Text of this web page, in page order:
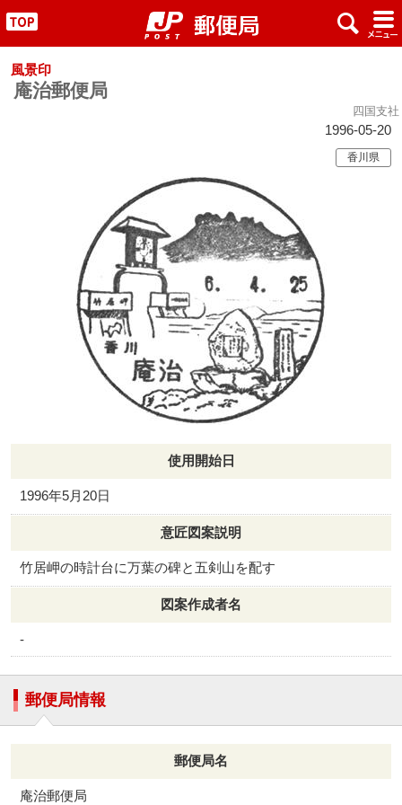
" x #
風景印
庵治郵便局
四国支社
1996-05-20
香川県
使用開始日
1996年5月20日
意匠図案説明
竹居岬の時計台に万葉の碑と五剣山を配す
図案作成者名
-
郵便局情報
郵便局名
庵治郵便局